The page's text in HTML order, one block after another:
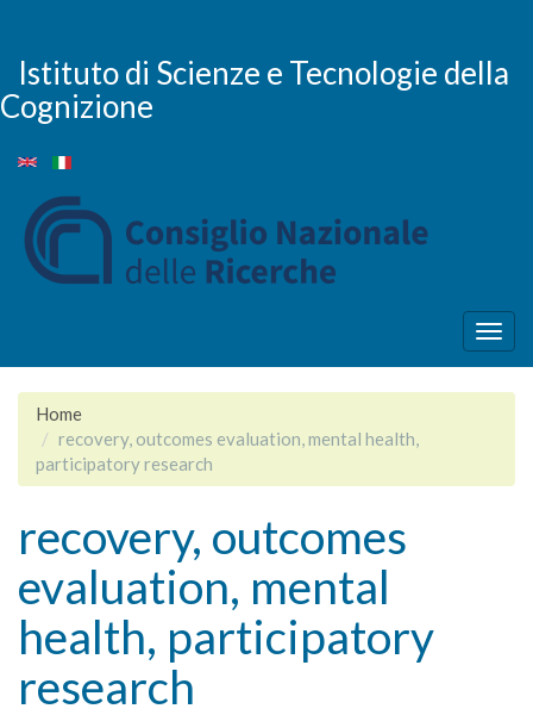
main
content
Istituto di Scienze e Tecnologie della
Cognizione
Home
recovery, outcomes evaluation, mental health,
participatory research
recovery, outcomes
evaluation, mental
health, participatory
research